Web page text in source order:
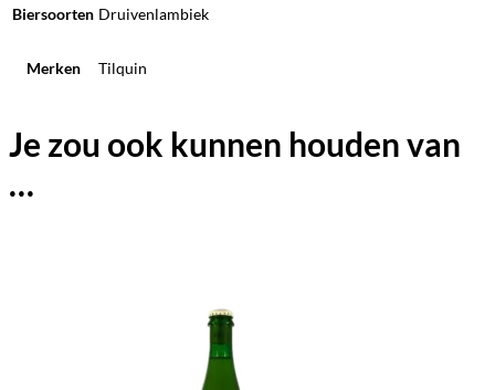
Biersoorten Druivenlambiek
Merken Tilquin
Je zou ook kunnen houden van
…